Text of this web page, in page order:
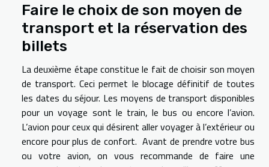
Faire le choix de son moyen de
transport et la réservation des
billets
La deuxième étape constitue le fait de choisir son moyen
de transport. Ceci permet le blocage définitif de toutes
les dates du séjour. Les moyens de transport disponibles
pour un voyage sont le train, le bus ou encore l’avion.
L’avion pour ceux qui désirent aller voyager à l’extérieur ou
encore pour plus de confort. Avant de prendre votre bus
ou votre avion, on vous recommande de faire une